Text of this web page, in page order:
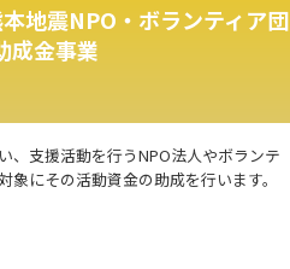
地震NPO・ボランティア団
成金事業
、支援活動を行うNPO法人やボランテ
象にその活動資金の助成を行います。